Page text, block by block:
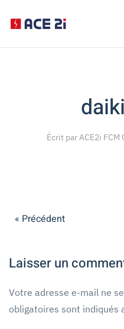
Écrit parACE2i FCM
« Précédent
Laisser un
Votre adresse e-mail ne
obligatoires sont indiqués